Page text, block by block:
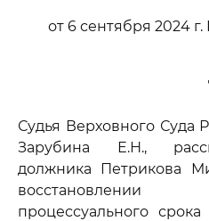
от 6 сентября 2024 г.
Судья Верховного Суда
Зарубина Е.Н.,
должника Петрикова
процессуального